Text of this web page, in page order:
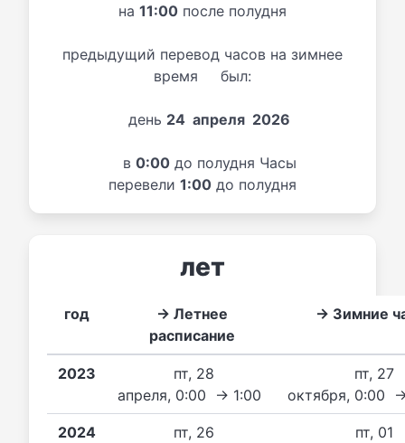
на 11:00 после полудня
предыдущий перевод часов на зимнее
время был:
день 24 апреля 2026
в 0:00до полудня Часы
перевели 1:00 до полудня
лет
год
→ Летнее
расписание
→ Зимние
2023
пт, 28
апреля, 0:00 → 1:00
пт, 27
октября, 0:00
2024
пт, 26
пт, 01